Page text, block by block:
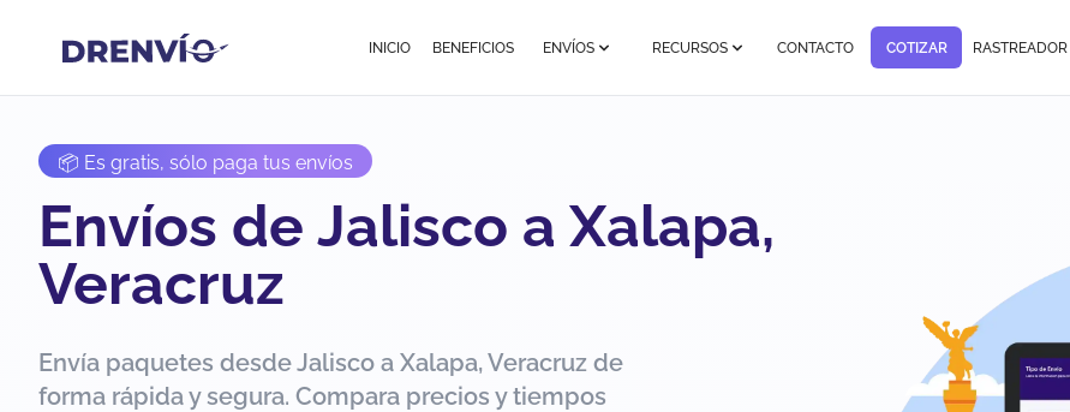
INICIO BENEFICIOS ENVÍOS RECURSOS CONTACTO COTIZAR RASTREADOR
📦 Es gratis, sólo paga tus envíos
Envíos de Jalisco a Xalapa,
Veracruz
Envía paquetes desde Jalisco a Xalapa, Veracruz de
forma rápida y segura. Compara precios y tiempos